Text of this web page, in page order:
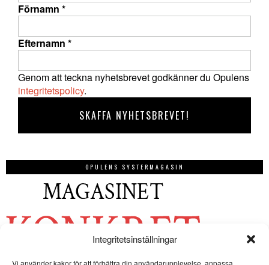
Integritetsinställningar
Vi använder kakor för att förbättra din användarupplevelse, anpassa
Förnamn *
Efternamn *
Genom att teckna nyhetsbrevet godkänner du Opulens
integritetspolicy.
OPULENS SYSTERMAGASIN